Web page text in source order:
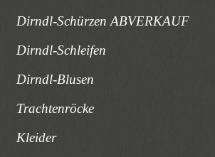
Dirndl-Schürzen ABVERKAUF
Dirndl-Schleifen
Dirndl-Blusen
Trachtenröcke
Kleider